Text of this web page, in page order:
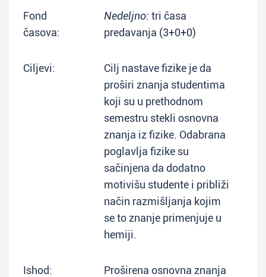
Fond
časova:
Nedeljno: tri časa
predavanja (3+0+0)
Ciljevi:
Cilj nastave fizike je da
proširi znanja studentima
koji su u prethodnom
semestru stekli osnovna
znanja iz fizike. Odabrana
poglavlja fizike su
sačinjena da dodatno
motivišu studente i približi
način razmišljanja kojim
se to znanje primenjuje u
hemiji.
Ishod:
Proširena osnovna znanja